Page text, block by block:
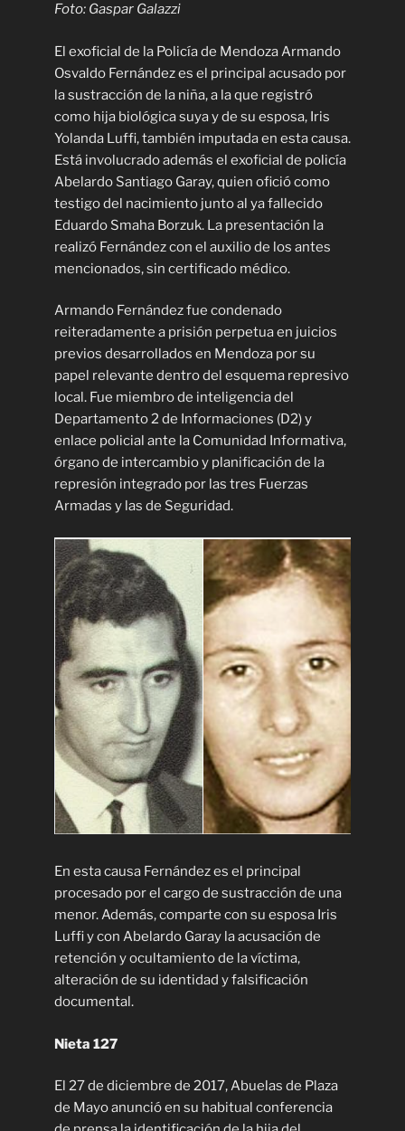
Foto: Gaspar Galazzi
El exoficial de la Policía de Mendoza Armando
Osvaldo Fernández es el principal acusado por
la sustracción de la niña, a la que registró
como hija biológica suya y de su esposa, Iris
Yolanda Luffi, también imputada en esta causa.
Está involucrado además el exoficial de policía
Abelardo Santiago Garay, quien ofició como
testigo del nacimiento junto al ya fallecido
Eduardo Smaha Borzuk. La presentación la
realizó Fernández con el auxilio de los antes
mencionados, sin certificado médico.
Armando Fernández fue condenado
reiteradamente a prisión perpetua en juicios
previos desarrollados en Mendoza por su
papel relevante dentro del esquema represivo
local. Fue miembro de inteligencia del
Departamento 2 de Informaciones (D2) y
enlace policial ante la Comunidad Informativa,
órgano de intercambio y planificación de la
represión integrado por las tres Fuerzas
Armadas y las de Seguridad.
En esta causa Fernández es el principal
procesado por el cargo de sustracción de una
menor. Además, comparte con su esposa Iris
Luffi y con Abelardo Garay la acusación de
retención y ocultamiento de la víctima,
alteración de su identidad y falsificación
documental.
Nieta 127
El 27 de diciembre de 2017, Abuelas de Plaza
de Mayo anunció en su habitual conferencia